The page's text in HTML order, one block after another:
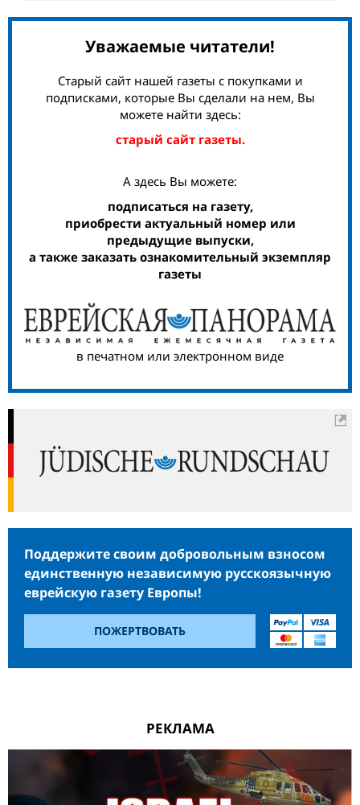
Уважаемые читатели!
Старый сайт нашей газеты с покупками и
подписками, которые Вы сделали на нем, Вы
можете найти здесь:
старый сайт газеты.
А здесь Вы можете:
подписаться на газету,
приобрести актуальный номер или
предыдущие выпуски,
а также заказать ознакомительный экземпляр
газеты
в печатном или электронном виде
Поддержите своим добровольным взносом
единственную независимую русскоязычную
еврейскую газету Европы!
ПОЖЕРТВОВАТЬ
РЕКЛАМА